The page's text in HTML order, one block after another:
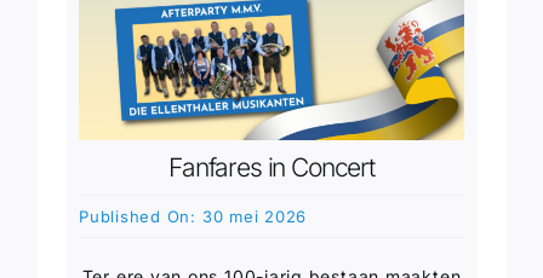
Fanfares in Concert
Published On: 30 mei 2026